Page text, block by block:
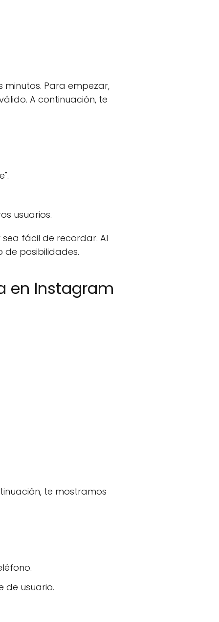
minutos. Para empezar,
A continuación, te
usuarios.
fácil de recordar. Al
de posibilidades.
en Instagram
te mostramos
de usuario.